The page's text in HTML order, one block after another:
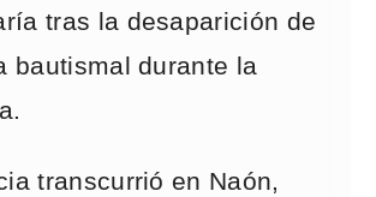
tras la desaparición de
bautismal durante la
transcurrió en Naón,